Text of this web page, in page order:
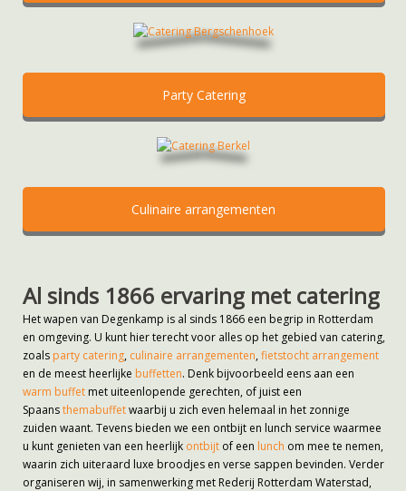
Party Catering
Culinaire arrangementen
Al sinds 1866 ervaring met catering
Het wapen van Degenkamp is al sinds 1866 een begrip in Rotterdam
en omgeving. U kunt hier terecht voor alles op het gebied van catering,
zoals party catering, culinaire arrangementen,fietstocht arrangement
en de meest heerlijke buffetten. Denk bijvoorbeeld eens aan een
warm buffet met uiteenlopende gerechten, of juist een
Spaansthemabuffetwaarbij u zich even helemaal in het zonnige
zuiden waant. Tevens bieden we een ontbijt en lunch service waarmee
u kunt genieten van een heerlijk ontbijtof een lunch om mee te nemen,
waarin zich uiteraard luxe broodjes en verse sappen bevinden. Verder
organiseren wij, in samenwerking met Rederij Rotterdam Waterstad,